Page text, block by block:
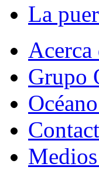
La
Acerca
Grupo